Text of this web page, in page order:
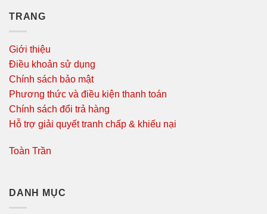
TRANG
Giới thiệu
Điều khoản sử dụng
Chính sách bảo mật
Phương thức và điều kiện thanh toán
Chính sách đổi trả hàng
Hỗ trợ giải quyết tranh chấp & khiếu nại
Toàn Trần
DANH MỤC